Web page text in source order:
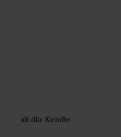
alt.dk Kendte